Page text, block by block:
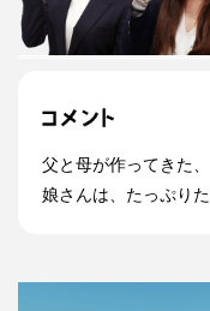
父と母が作ってきた
娘さんは、たっぷり